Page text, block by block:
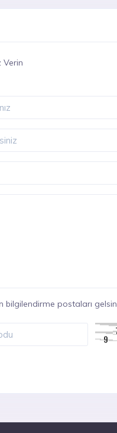
Verin
bilgilendirme postaları gelsin